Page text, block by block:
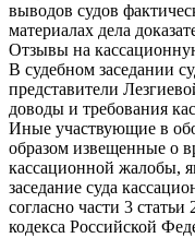
выводов судов
материалах дела
Отзывы на
В судебном заседании
представители
доводы и требования
Иные участвующие в
образом извещенные о
кассационной жалобы,
заседание суда
согласно части 3
кодекса Российской